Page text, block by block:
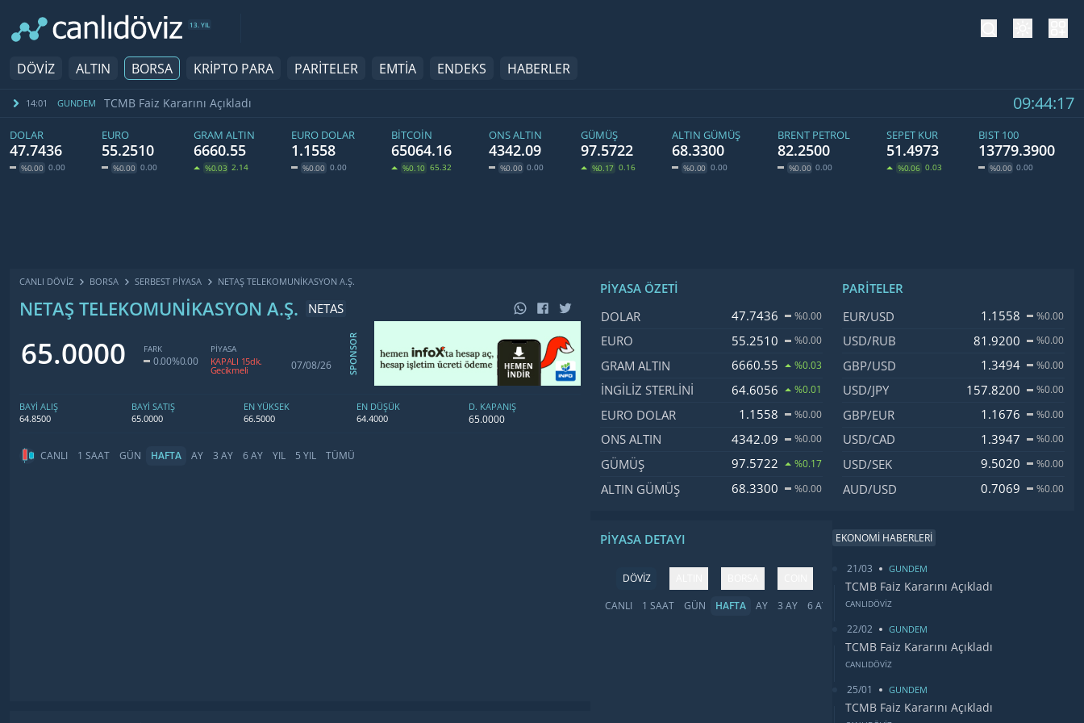
13. YIL
DÖVİZ ALTIN BORSA KRİPTO PARA PARİTELER EMTİA ENDEKS HABERLER
14:01 GUNDEM TCMB Faiz Kararını Açıkladı 09:44:18
DOLAR
47.7436
%0.00 0.00
EURO
55.2510
%0.00 0.00
GRAM ALTIN
6660.55
%0.03 2.14
EURO DOLAR
1.1558
%0.00 0.00
BITCOIN
65064.16
%0.10 65.32
ONS ALTIN
4342.09
%0.00 0.00
GÜMÜŞ
97.5722
%0.17 0.16
ALTIN GÜMÜŞ
68.3300
%0.00 0.00
BRENT PETROL
82.2500
%0.00 0.00
SEPET KUR
51.4973
%0.06 0.03
BIST 100
13779.3900
%0.00 0.00
CANLI DÖVİZ BORSA SERBEST PIYASA NETAŞ TELEKOMUNIKASYON A.Ş.
NETAŞ TELEKOMUNIKASYON A.Ş. NETAS
65.0000 FARK
0.00%0.00
PİYASA
KAPALI 15dk.
Gecikmeli 07/08/26 SPONSOR
BAYİ ALIŞ
64.8500
BAYİ SATIŞ
65.0000
EN YÜKSEK
66.5000
EN DÜŞÜK
64.4000
D. KAPANIŞ
65.0000
CANLI 1 SAAT GÜN HAFTA AY 3 AY 6 AY YIL 5 YIL TÜMÜ
PIYASA ÖZETI
İsim, Kod Fiyat, Değişim
DOLAR 47.7436 %0.00
EURO 55.2510 %0.00
GRAM ALTIN 6660.55 %0.03
İNGILIZ STERLINI 64.6056 %0.01
EURO DOLAR 1.1558 %0.00
ONS ALTIN 4342.09 %0.00
GÜMÜŞ 97.5722 %0.17
ALTIN GÜMÜŞ 68.3300 %0.00
PIYASA DETAYI
DÖVİZ
CANLI
1 SAAT GÜN HAFTA AY 3 AY 6 AY YIL 5 YIL TÜMÜ
PARITELER
İsim, Kod Fiyat, Değişim
EUR/USD 1.1558 %0.00
USD/RUB 81.9200 %0.00
GBP/USD 1.3494 %0.00
USD/JPY 157.8200 %0.00
GBP/EUR 1.1676 %0.00
USD/CAD 1.3947 %0.00
USD/SEK 9.5020 %0.00
AUD/USD 0.7069 %0.00
EKONOMİ HABERLERİ
21/03 GUNDEM
TCMB Faiz Kararını Açıkladı
CANLIDÖVİZ
22/02 GUNDEM
TCMB Faiz Kararını Açıkladı
CANLIDÖVİZ
25/01 GUNDEM
TCMB Faiz Kararını Açıkladı